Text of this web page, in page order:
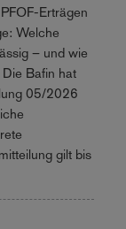
Erträgen
Welche
– und wie
Bafin hat
05/2026
gilt bis